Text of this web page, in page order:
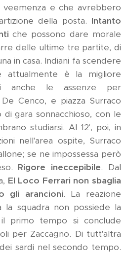
e che avrebbero
della posta. Intanto
che possono dare morale
delle ultime tre partite, di
in casa. Indiani fa scendere
attualmente è la migliore
anche le assenze per
Cenco, e piazza Surraco
gara sonnacchioso, con le
studiarsi. Al 12', poi, in
nell'area ospite, Surraco
se ne impossessa però
Rigore ineccepibile. Dal
El Loco Ferrari non sbaglia
gli arancioni. La reazione
la squadra non possiede la
il primo tempo si conclude
per Zaccagno. Di tutt'altra
sardi nel secondo tempo.